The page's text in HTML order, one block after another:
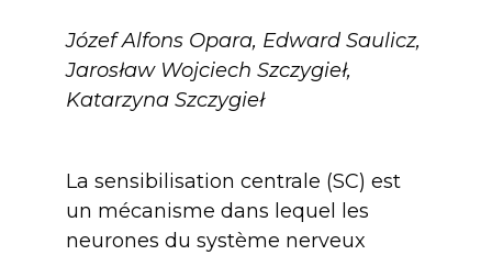
Józef Alfons Opara, Edward Saulicz,
Jarosław Wojciech Szczygieł,
Katarzyna Szczygieł
La sensibilisation centrale (SC) est
un mécanisme dans lequel les
neurones du système nerveux